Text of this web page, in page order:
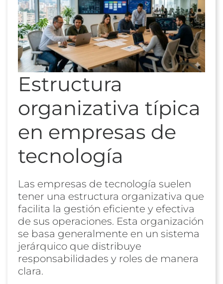
Estructura
organizativa típica
en empresas de
tecnología
Las empresas de tecnología suelen
tener una estructura organizativa que
facilita la gestión eficiente y efectiva
de sus operaciones. Esta organización
se basa generalmente en un sistema
jerárquico que distribuye
responsabilidades y roles de manera
clara.